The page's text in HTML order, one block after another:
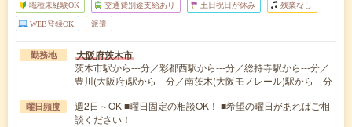
職種未経験OK 交通費別途支給あり 土日祝日が休み 残業なし
WEB登録OK 派遣
勤務地 大阪府茨木市
茨木市駅から---分／彩都西駅から---分／総持寺駅から---分／
豊川(大阪府)駅から---分／南茨木(大阪モノレール)駅から---分
曜日頻度
週2日～OK ■曜日固定の相談OK！ ■希望の曜日があればご相
談ください！